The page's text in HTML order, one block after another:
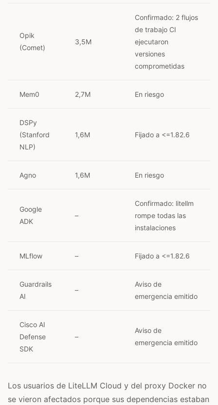
Opik
(Comet)
3,5M
Confirmado: 2 flujos
de trabajo CI
ejecutaron
versiones
comprometidas
Mem0 2,7M En riesgo
DSPy
(Stanford
NLP)
1,6M Fijado a <=1.82.6
Agno 1,6M En riesgo
Google
ADK
–
Confirmado: litellm
rompe todas las
instalaciones
MLflow – Fijado a <=1.82.6
Guardrails
AI
–
Aviso de
emergencia emitido
Cisco AI
Defense
SDK
–
Aviso de
emergencia emitido
Los usuarios de LiteLLM Cloud y del proxy Docker no
se vieron afectados porque sus dependencias estaban